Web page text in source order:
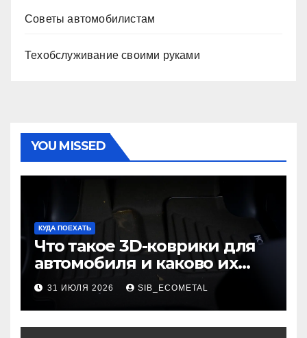
Советы автомобилистам
Техобслуживание своими руками
YOU MISSED
КУДА ПОЕХАТЬ
Что такое 3D-коврики для
автомобиля и каково их
основное назначение
31 ИЮЛЯ 2026 SIB_ECOMETAL